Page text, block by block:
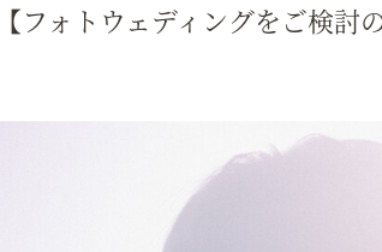
【フォトウェディングをご検